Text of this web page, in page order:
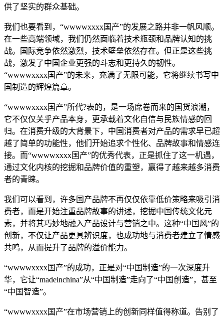
供了坚实的群众基础。
我们也要看到，“wwwwxxxx国产”的发展之路并非一帆风顺。
在一些高端领域，我们仍然面临着技术瓶颈和品牌认知的挑
战。国际竞争依然激烈，技术壁垒依然存在。但正是这些挑
战，激发了中国企业更强的斗志和更持久的韧性。
“wwwwxxxx国产”的未来，充满了无限可能，它将继续书写中
国制造的辉煌篇章。
“wwwwxxxx国产”所代?表的，是一场席卷而来的国货浪潮，
它不仅仅关乎产品本身，更承载着文化自信与民族情感的回
归。在消费升级的大背景下，中国消费者对产品的需求早已超
越了简单的功能性，他们开始追求个性化、品牌故事和情感连
接。而“wwwwxxxx国产”的优秀代表，正是抓住了这一机遇，
通过文化内核的挖掘和品牌价值的重塑，赢得了越来越多消费
者的青睐。
我们可以看到，许多国产品牌不再仅仅依靠低价策略来吸引消
费者，而是开始注重品牌故事的讲述，挖掘中国传统文化元
素，并将其巧妙地融入产品设计与营销之中。这种“中国风”的
创新，不仅让产品更具辨识度，也成功地与消费者建立了情感
共鸣，从而提升了品牌的溢价能力。
“wwwwxxxx国产”的成功，正是对“中国制造”的一次深度升
华，它让“madeinchina”从“中国制造”走向了“中国创造”，甚至
“中国智造”。
“wwwwxxxx国产”在市场营销上的创新同样值得称道。告别了